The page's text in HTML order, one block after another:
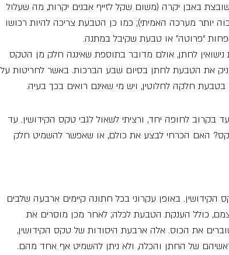
באבן יקרה (משום שקל לזייף אבנים יקרות, מה שעלול
יותר מערכה האמיתי); כמו כן הטבעת צריכה להיות רכושו
“פרוטה” או טבעת שקיבל במתנה.
לחתן, אולם מדובר בתוספת שאיננה חלק מן הטקס
את הטבעת לחתן בסיום שבע הברכות. באשר לחריטות על
חלקה לחלוטין, ויש מי שאינם רואים בכך בעיה.
בקרוב לחופה יחד, ורציתי לשאול לגבי טקס הקידושין. עד
האם הכרחי לבצע את כולם, או שאפשר להשמיט חלק
הקידושין. באופן עקרוני בכל חתונה קיימים ארבעה שלבים
כולל הענקת הטבעת לכלה; לאחר מכן מוסרים את
את הכוס. אלה ארבעת היסודות של טקס הקידושין,
של החתן והכלה, ולא ניתן להשמיט אף אחד מהם.